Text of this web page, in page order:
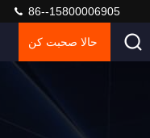
86--15800006905
حالا صحبت کن